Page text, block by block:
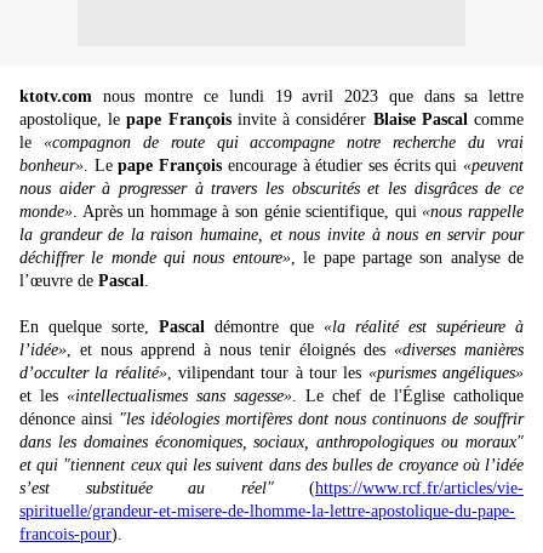
ktotv.com nous montre ce lundi 19 avril 2023 que dans sa lettre
apostolique, lepape Françoisinvite à considérer Blaise Pascalcomme
le «compagnon de route qui accompagne notre recherche du vrai
bonheur». Lepape François encourage à étudier ses écrits qui«peuvent
nous aider à progresser à travers les obscurités et les disgrâces de ce
monde». Après un hommage à son génie scientifique, qui«nous rappelle
la grandeur de la raison humaine, et nous invite à nous en servir pour
déchiffrer le monde qui nous entoure», le pape partage son analyse de
l’œuvre de Pascal.
En quelque sorte,Pascal démontre que «la réalité est supérieure à
l’idée», et nous apprend à nous tenir éloignés des «diverses manières
d’occulter la réalité», vilipendant tour à tour les «purismes angéliques»
et les «intellectualismes sans sagesse». Le chef de l'Église catholique
dénonce ainsi "les idéologies mortifères dont nous continuons de souffrir
dans les domaines économiques, sociaux, anthropologiques ou moraux"
et qui "tiennent ceux qui les suivent dans des bulles de croyance où l’idée
s’est substituée au réel"(https://www.rcf.fr/articles/vie-
spirituelle/grandeur-et-misere-de-lhomme-la-lettre-apostolique-du-pape-
francois-pour).